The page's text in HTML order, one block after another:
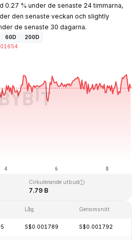
0.27 % under de senaste 24 timmarna,
den senaste veckan och slightly
de senaste 30 dagarna.
60D
200D
21:28 GMT+0
S$0.001638
Cirkulerande utbud
7.79 B
Låg Genomsnitt
S$0.001789 S$0.001792